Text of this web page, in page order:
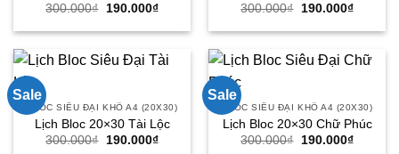
300.000₫
Giá
là:
190.000₫Giá
tại
190.000₫.
300.000₫
Giá
là:
190.000₫Giá
tại
Sale
BLOC SIÊU ĐẠI KHỔ A4 (20X30)
Lịch Bloc 20×30 Tài Lộc
300.000₫
Giá
190.000₫Giá
Sale
BLOC SIÊU ĐẠI KHỔ A4 (20X30)
Lịch Bloc 20×30 Chữ Phúc
300.000₫
Giá
190.000₫Giá